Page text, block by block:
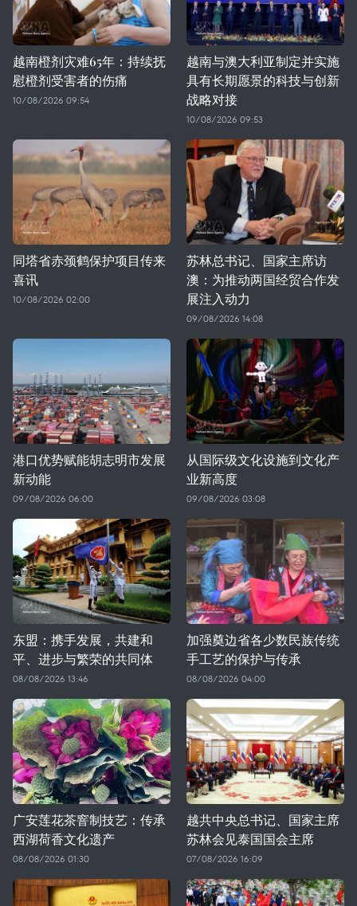
越南橙剂灾难65年：持续抚
慰橙剂受害者的伤痛
10/08/2026 09:54
越南与澳大利亚制定并实施
具有长期愿景的科技与创新
战略对接
10/08/2026 09:53
同塔省赤颈鹤保护项目传来
喜讯
10/08/2026 02:00
苏林总书记、国家主席访
澳：为推动两国经贸合作发
展注入动力
09/08/2026 14:08
港口优势赋能胡志明市发展
新动能
09/08/2026 06:00
从国际级文化设施到文化产
业新高度
09/08/2026 03:08
东盟：携手发展，共建和
平、进步与繁荣的共同体
08/08/2026 13:46
加强奠边省各少数民族传统
手工艺的保护与传承
08/08/2026 04:00
广安莲花茶窨制技艺：传承
西湖荷香文化遗产
08/08/2026 01:30
越共中央总书记、国家主席
苏林会见泰国国会主席
07/08/2026 16:09